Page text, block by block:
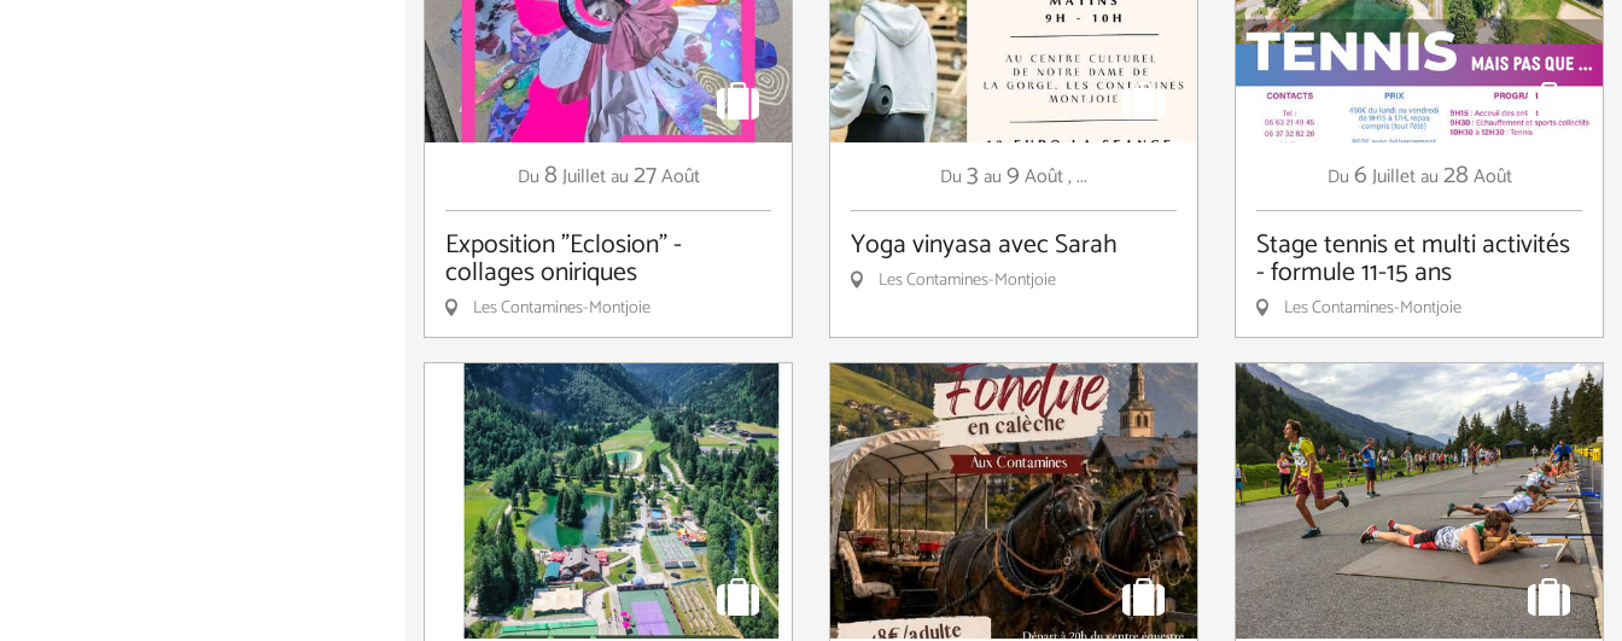
Du 8Juilletau 27Août
Exposition "Eclosion" -
collages oniriques
Les Contamines-Montjoie
Du 3 au 9Août,...
Yoga vinyasa avec Sarah
Les Contamines-Montjoie
Du 6Juilletau 28Août
Stage tennis et multi activités
- formule 11-15 ans
Les Contamines-Montjoie